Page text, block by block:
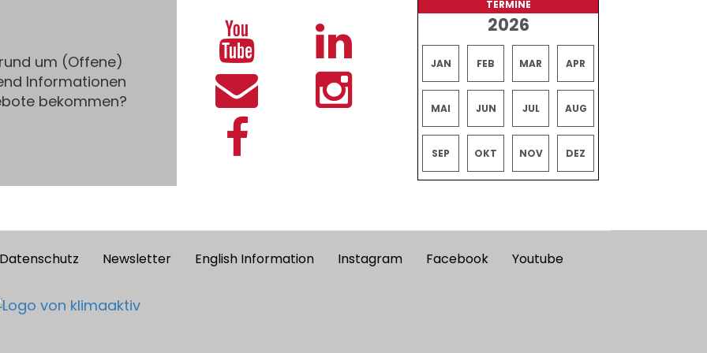
um (Offene)
Informationen
bekommen?
TERMINE
2026
JAN FEB MAR APR
MAI JUN JUL AUG
SEP OKT NOV DEZ
Datenschutz Newsletter English Information Instagram Facebook Youtube